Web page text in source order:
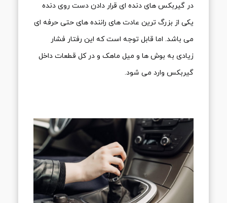
در گیربکس های دنده ای قرار دادن دست روی دنده
یکی از بزرگ ترین عادت های راننده های حتی حرفه ای
می باشد. اما قابل توجه است که این رفتار فشار
زیادی به بوش ها و میل ماهک و در کل قطعات داخل
گیربکس وارد می شود.